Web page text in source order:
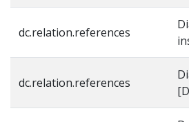
dc.relation.references
dc.relation.references